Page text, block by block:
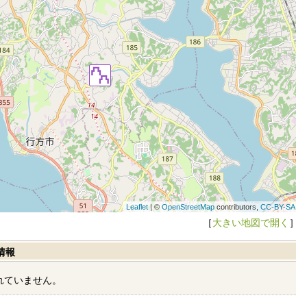
Leaflet| © OpenStreetMapcontributors, CC-BY-SA
［大きい地図で開く ］
報
いません。